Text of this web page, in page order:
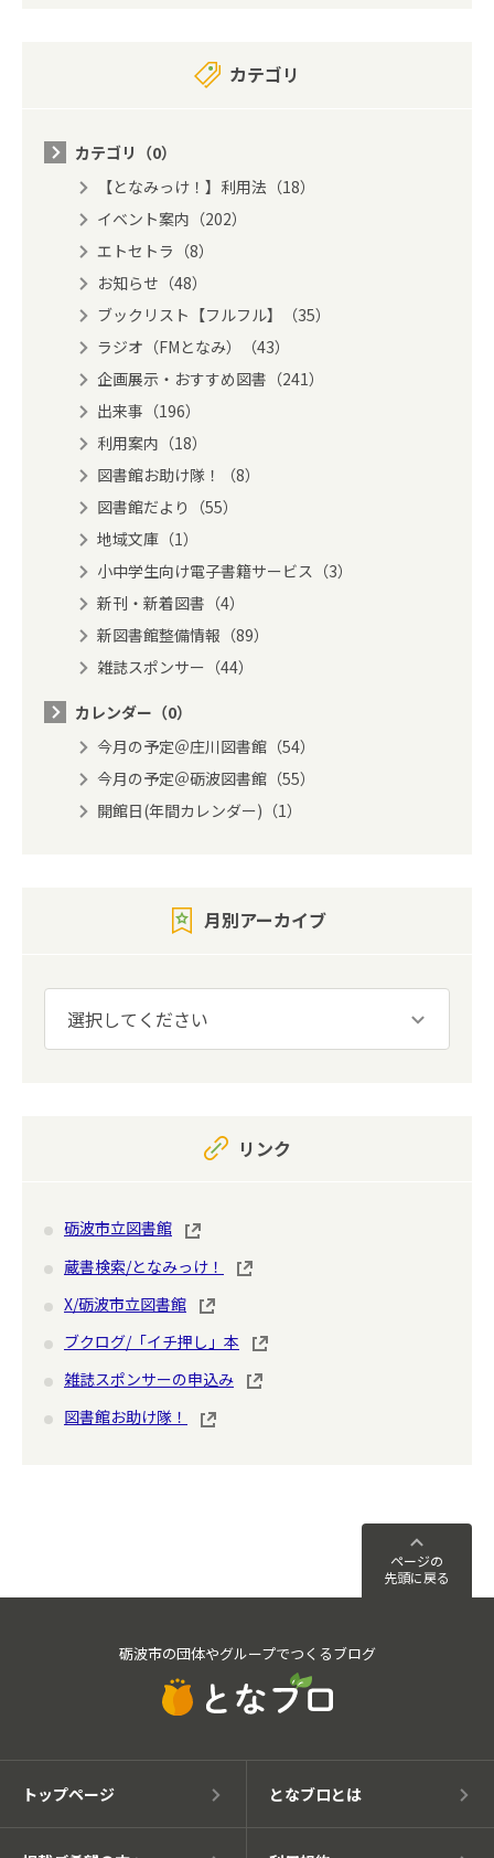
カテゴリ
カテゴリ（0）
【となみっけ！】利用法（18）
イベント案内（202）
エトセトラ（8）
お知らせ（48）
ブックリスト【フルフル】（35）
ラジオ（FMとなみ）（43）
企画展示・おすすめ図書（241）
出来事（196）
利用案内（18）
図書館お助け隊！（8）
図書館だより（55）
地域文庫（1）
小中学生向け電子書籍サービス（3）
新刊・新着図書（4）
新図書館整備情報（89）
雑誌スポンサー（44）
カレンダー（0）
今月の予定＠庄川図書館（54）
今月の予定＠砺波図書館（55）
開館日(年間カレンダー)（1）
月別アーカイブ
リンク
砺波市立図書館
蔵書検索/となみっけ！
X/砺波市立図書館
ブクログ/「イチ押し」本
雑誌スポンサーの申込み
図書館お助け隊！
ページの
先頭に戻る
砺波市の団体やグループでつくるブログ
トップページ となブロとは